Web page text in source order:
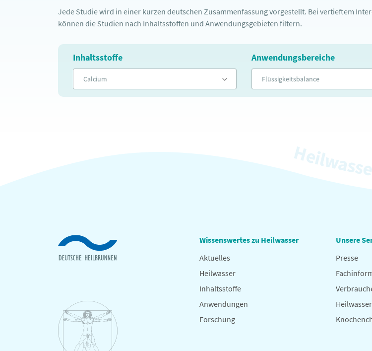
Jede Studie wird in einer kurzen deutschen Zusammenfassung vorgestellt. Bei vertieftem
können die Studien nach Inhaltsstoffen und Anwendungsgebieten filtern.
Inhaltsstoffe
Calcium
Anwendungsbereiche
Flüssigkeitsbalance
Wissenswertes zu Heilwasser
Aktuelles
Heilwasser
Inhaltsstoffe
Anwendungen
Forschung
Unsere
Presse